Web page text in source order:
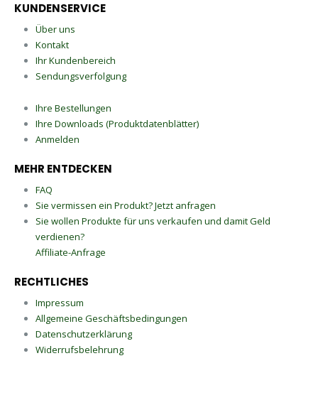
KUNDENSERVICE
Über uns
Kontakt
Ihr Kundenbereich
Sendungsverfolgung
Ihre Bestellungen
Ihre Downloads (Produktdatenblätter)
Anmelden
MEHR ENTDECKEN
FAQ
Sie vermissen ein Produkt? Jetzt anfragen
Sie wollen Produkte für uns verkaufen und damit Geld
verdienen?
Affiliate-Anfrage
RECHTLICHES
Impressum
Allgemeine Geschäftsbedingungen
Datenschutzerklärung
Widerrufsbelehrung